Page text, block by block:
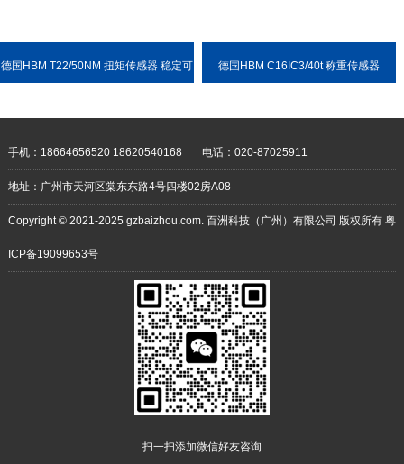
德国HBM T22/50NM 扭矩传感器 稳定可 德国HBM C16IC3/40t 称重传感器
手机：18664656520 18620540168 电话：020-87025911
地址：广州市天河区棠东东路4号四楼02房A08
Copyright © 2021-2025 gzbaizhou.com. 百洲科技（广州）有限公司 版权所有 粤
ICP备19099653号
扫一扫添加微信好友咨询